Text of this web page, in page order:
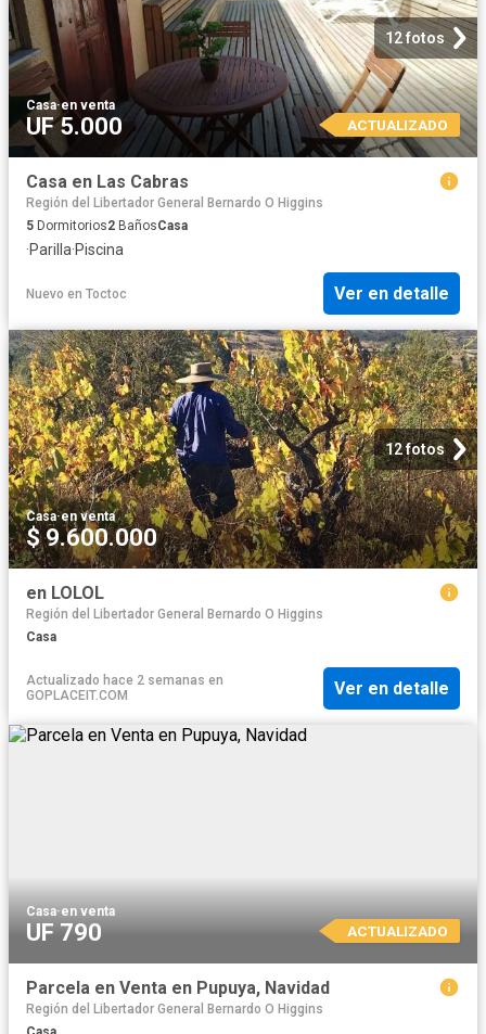
12 fotos
Casa·en venta
UF 5.000 ACTUALIZADO
Casa en Las Cabras
Región del Libertador General Bernardo O Higgins
5 Dormitorios2 BañosCasa
·Parilla·Piscina
Nuevo en Toctoc Ver en detalle
12 fotos
Casa·en venta
$ 9.600.000
en LOLOL
Región del Libertador General Bernardo O Higgins
Casa
Actualizado hace 2 semanas en
GOPLACEIT.COM
Ver en detalle
Casa·en venta
UF 790 ACTUALIZADO
Parcela en Venta en Pupuya, Navidad
Región del Libertador General Bernardo O Higgins